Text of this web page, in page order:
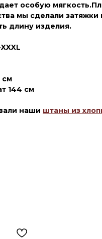
особую
мы сделали затяжки
длину изделия.
см
144 см
наши штаны из